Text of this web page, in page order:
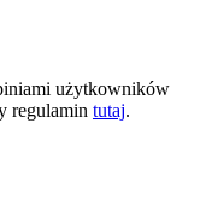
użytkowników
regulamin tutaj.